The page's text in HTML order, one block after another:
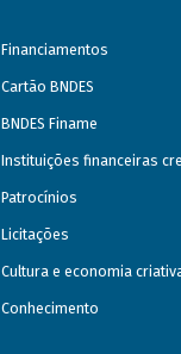
Financiamentos
Cartão BNDES
BNDES Finame
Instituições financeiras
Patrocínios
Licitações
Cultura e economia
Conhecimento